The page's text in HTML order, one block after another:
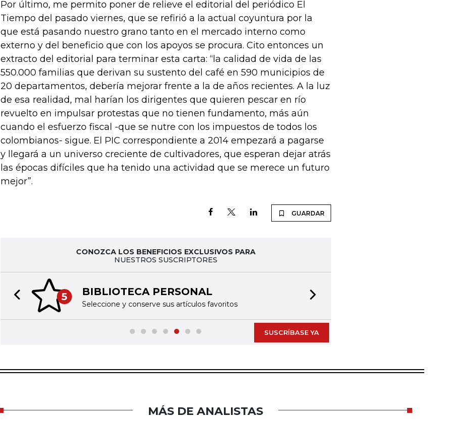
Por último, me permito poner de relieve el editorial del periódico El
Tiempo del pasado viernes, que se refirió a la actual coyuntura por la
que está pasando nuestro grano tanto en el mercado interno como
externo y del beneficio que con los apoyos se procura. Cito entonces un
extracto del editorial para terminar esta carta: “la calidad de vida de las
550.000 familias que derivan su sustento del café en 590 municipios de
20 departamentos, debería mejorar frente a la de años recientes. A la luz
de esa realidad, mal harían los dirigentes que quieren pescar en río
revuelto en impulsar protestas que no tienen fundamento, más aún
cuando el esfuerzo fiscal -que se nutre con los impuestos de todos los
colombianos- sigue. El PIC correspondiente a 2014 empezará a pagarse
y llegará a un universo creciente de cultivadores, que esperan dejar atrás
las épocas difíciles que ha tenido una actividad que se merece un futuro
mejor”.
GUARDAR
CONOZCA LOS BENEFICIOS EXCLUSIVOS PARA
NUESTROS SUSCRIPTORES
5 BIBLIOTECA PERSONAL
Seleccione y conserve sus artículos favoritos
Previous slide
SUSCRÍBASE YA
MÁS DE ANALISTAS